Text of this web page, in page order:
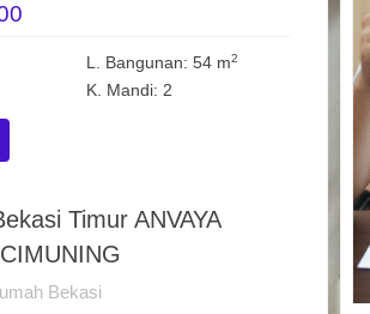
L. Bangunan: 54 m2
K. Mandi: 2
Timur ANVAYA
Bekasi